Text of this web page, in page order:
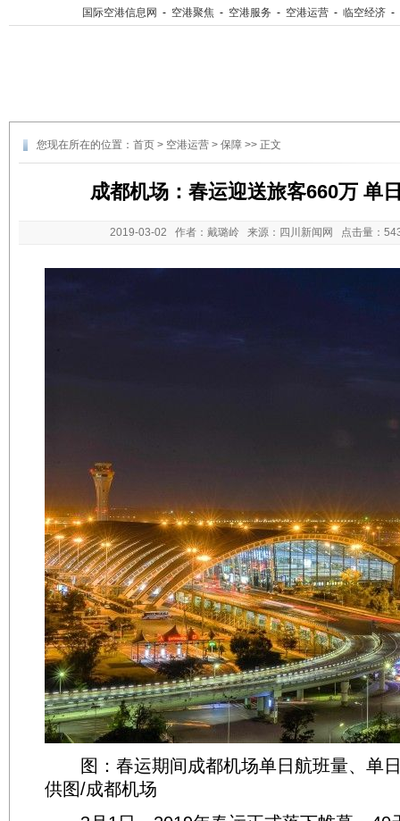
国际空港信息网 - 空港聚焦 - 空港服务 - 空港运营 - 临空经济 -
您现在所在的位置： 首页 > 空港运营 > 保障 >> 正文
成都机场：春运迎送旅客660万 单
2019-03-02 作者：戴璐岭 来源：四川新闻网 点击量：
图：春运期间成都机场单日航班量、单
供图/成都机场